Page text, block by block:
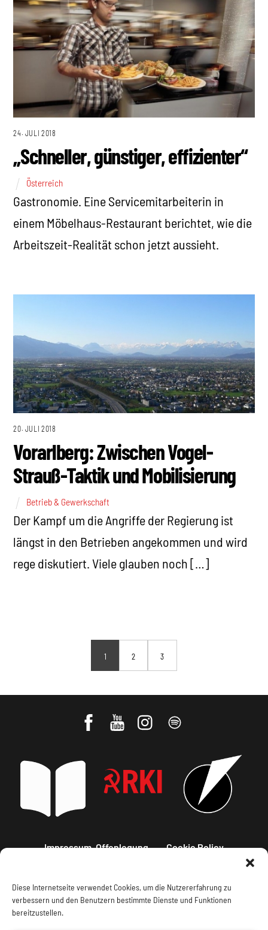
Diese Internetseite verwendet Cookies, um die Nutzererfahrung zu
verbessern und den Benutzern bestimmte Dienste und Funktionen
bereitzustellen.
24. JULI 2018
„Schneller, günstiger, effizienter“
Österreich
Gastronomie. Eine Servicemitarbeiterin in
einem Möbelhaus-Restaurant berichtet, wie die
Arbeitszeit-Realität schon jetzt aussieht.
20. JULI 2018
Vorarlberg: Zwischen Vogel-
Strauß-Taktik und Mobilisierung
Betrieb & Gewerkschaft
Der Kampf um die Angriffe der Regierung ist
längst in den Betrieben angekommen und wird
rege diskutiert. Viele glauben noch […]
1 2 3
Impressum, Offenlegung Cookie Policy
Datenschutz Kontakt